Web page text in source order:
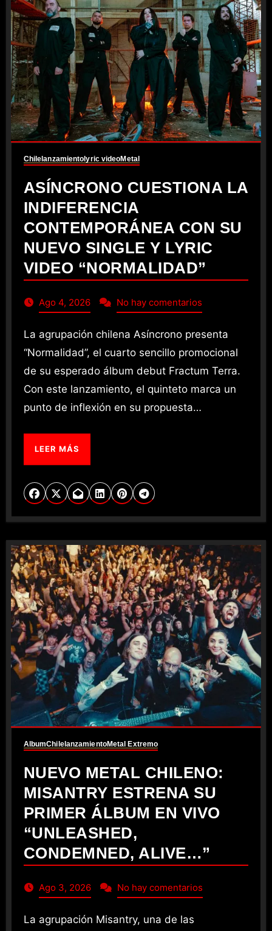
Chilelanzamientolyric videoMetal
ASÍNCRONO CUESTIONA LA
INDIFERENCIA
CONTEMPORÁNEA CON SU
NUEVO SINGLE Y LYRIC
VIDEO “NORMALIDAD”
Ago 4, 2026 No hay comentarios
La agrupación chilena Asíncrono presenta
“Normalidad”, el cuarto sencillo promocional
de su esperado álbum debut Fractum Terra.
Con este lanzamiento, el quinteto marca un
punto de inflexión en su propuesta…
LEER MÁS
AlbumChilelanzamientoMetal Extremo
NUEVO METAL CHILENO:
MISANTRY ESTRENA SU
PRIMER ÁLBUM EN VIVO
“UNLEASHED,
CONDEMNED, ALIVE…”
Ago 3, 2026 No hay comentarios
La agrupación Misantry, una de las